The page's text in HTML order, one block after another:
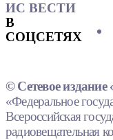
ИС ВЕСТИ
В
СОЦСЕТЯХ
© Сетевое издание
«Федеральное
Всероссийская
радиовещательная